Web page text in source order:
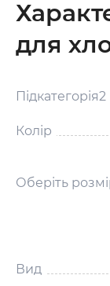
для
Підкатегорія2
Колір
Оберіть
Вид